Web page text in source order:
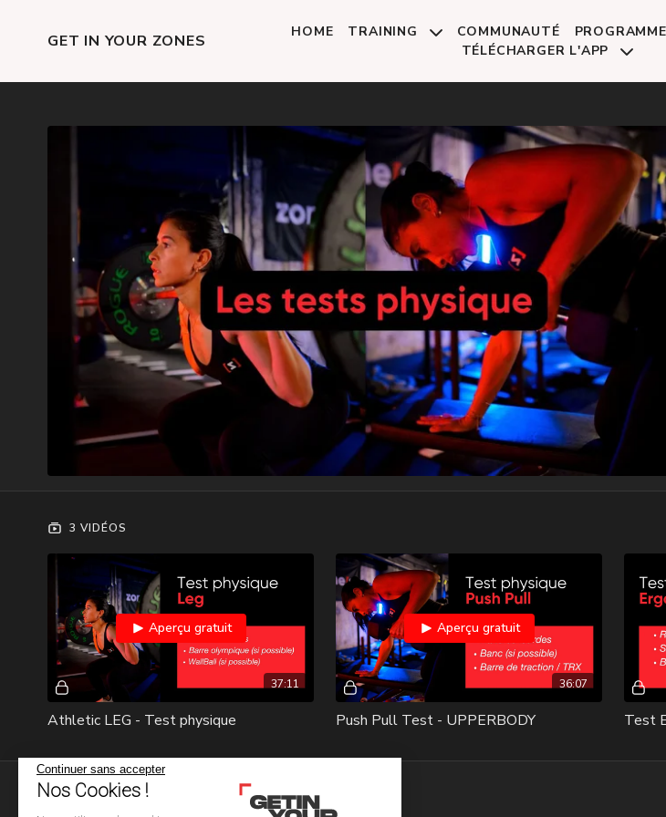
GET IN YOUR ZONES HOME TRAINING COMMUNAUTÉ
TÉLÉCHARGER L'APP
3 VIDÉOS
37:11
Aperçu gratuit
Athletic LEG - Test physique
36:07
Aperçu gratuit
Push Pull Test - UPPERBODY Test
Commentaires sur la collection (0)
Continuer sans accepter
Nos Cookies !